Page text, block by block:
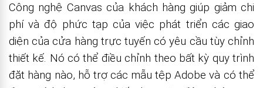
Công nghệ Canvas của khách hàng giúp giảm chi
phí và độ phức tạp của việc phát triển các giao
diện của cửa hàng trực tuyến có yêu cầu tùy chỉnh
thiết kế. Nó có thể điều chỉnh theo bất kỳ quy trình
đặt hàng nào, hỗ trợ các mẫu tệp Adobe và có thể